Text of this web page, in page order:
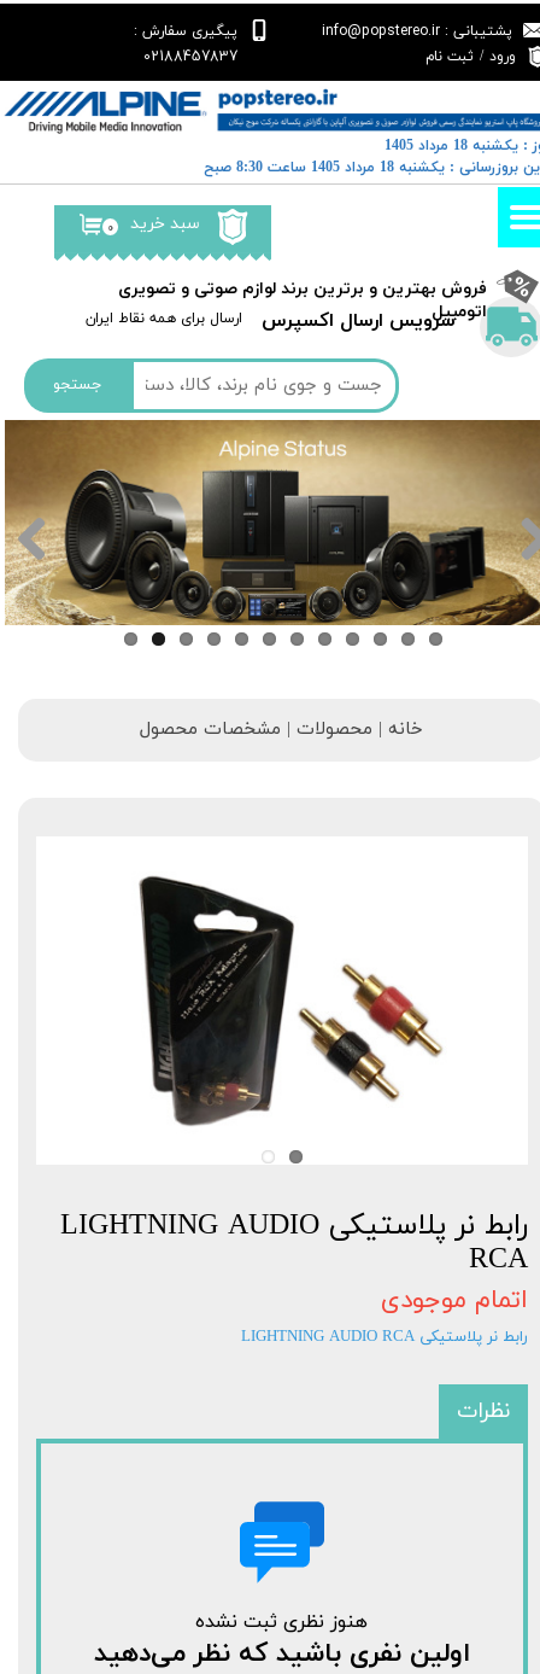
جستجو
سرویس ارسال اکسپرس ​​ارسال برای همه نقاط ایران
پشتیبانی : info@popstereo.ir
پیگیری سفارش :
02188457837
ورود / ثبت نام
حساب کاربری من
تغییر گذر واژه
سفارشات
خروج از حساب کاربری
۰ سبد خرید
​فروش بهترین و برترین برند لوازم صوتی و تصویری
اتومبیل​​​​​​​
18 مرداد 1405
: یکشنبه 18 مرداد 1405 ساعت 8:30 صبح
خانه | محصولات | مشخصات محصول
رابط نر پلاستیکی LIGHTNING AUDIO
RCA
اتمام موجودی
رابط نر پلاستیکی LIGHTNING AUDIO RCA
نظرات
هنوز نظری ثبت نشده
اولین نفری باشید که نظر می‌دهید